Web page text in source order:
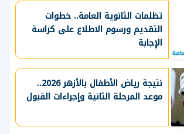
تظلمات الثانوية العامة.. خطوات
التقديم ورسوم الاطلاع على كراسة
الإجابة
نتيجة رياض الأطفال بالأزهر 2026..
موعد المرحلة الثانية وإجراءات القبول